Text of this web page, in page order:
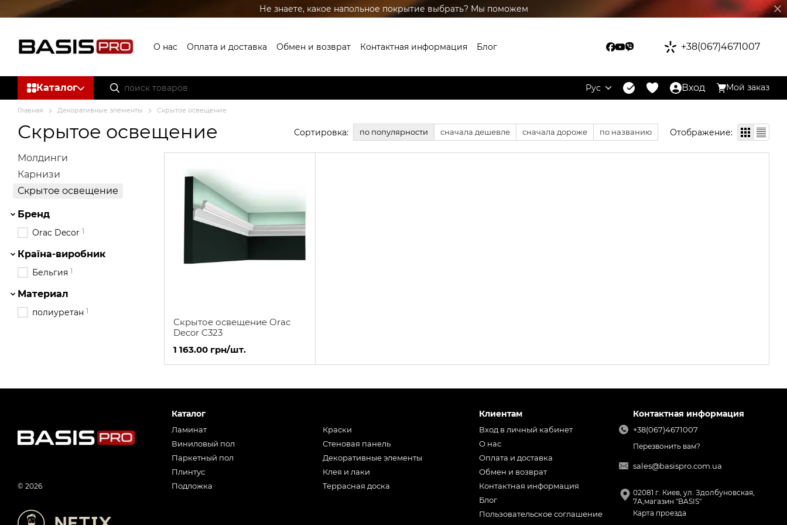
Перейти к основному контенту Не знаете, какое напольное покрытие выбрать? Мы поможем
О нас Оплата и доставка Обмен и возврат Контактная информация
Блог
+38(067)4671007
Каталог Рус Вход Мой заказ
Главная Декоративные элементы Скрытое освещение
Скрытое освещение Сортировка: по популярности сначала дешевле сначала дороже по названию Отображение:
Скрытое освещение Orac
Decor C323
1 163.00 грн/шт.
Молдинги
Карнизи
Скрытое освещение
Бренд
Orac Decor 1
Країна-виробник
Бельгия 1
Материал
полиуретан 1
© 2026
Каталог
Ламинат
Виниловый пол
Паркетный пол
Плинтус
Подложка
Краски
Стеновая панель
Декоративные элементы
Клея и лаки
Террасная доска
Клиентам
Вход в личный кабинет
О нас
Оплата и доставка
Обмен и возврат
Контактная информация
Блог
Пользовательское соглашение
Контактная информация
+38(067)4671007
Перезвонить вам?
sales@basispro.com.ua
02081 г. Киев, ул. Здолбуновская,
7А,магазин "BASIS"
Карта проезда